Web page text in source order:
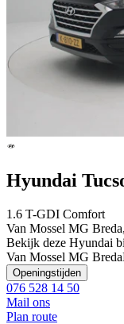
Hyundai
1.6 T-GDI Comfort
Van Mossel MG
Bekijk deze Hyundai
Van Mossel MG Breda
Openingstijden
076 528 14 50
Mail ons
Plan route